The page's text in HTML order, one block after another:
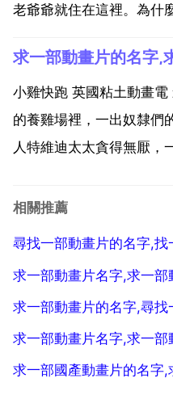
老爺爺就住在這裡。為什
著自己響亮的名字 敢做敢
拜克斯 愛搞發明的斯克
癖...
求一部動畫片的名字,
小雞快跑 英國粘土動畫
的養雞場裡，一出奴隸們
人特維迪太太貪得無厭，
一動。要是哪只母雞下的
相關推薦
尋找一部動畫片的名字,
求一部動畫片名字,求一部
求一部動畫片的名字,尋找
求一部動畫片名字,求一部
求一部國產動畫片的名字